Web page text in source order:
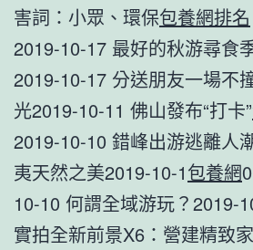
害詞：小眾、環保包養網排名
2019-10-17 最好的秋游尋食
2019-10-17 分送朋友一場不
光2019-10-11 佛山發布“打卡”
2019-10-10 錯峰出游逃離人
夷天然之美2019-10-1包養網
10-10 何謂全域游玩？2019-
實拍全新前景X6：營建精致